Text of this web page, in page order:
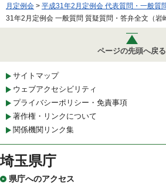
月定例会 > 平成31年2月定例会 代表質問・一般質
31年2月定例会 一般質問 質疑質問・答弁全文（岩
ページの先頭へ戻る
サイトマップ
ウェブアクセシビリティ
プライバシーポリシー・免責事項
著作権・リンクについて
関係機関リンク集
埼玉県庁
県庁へのアクセス